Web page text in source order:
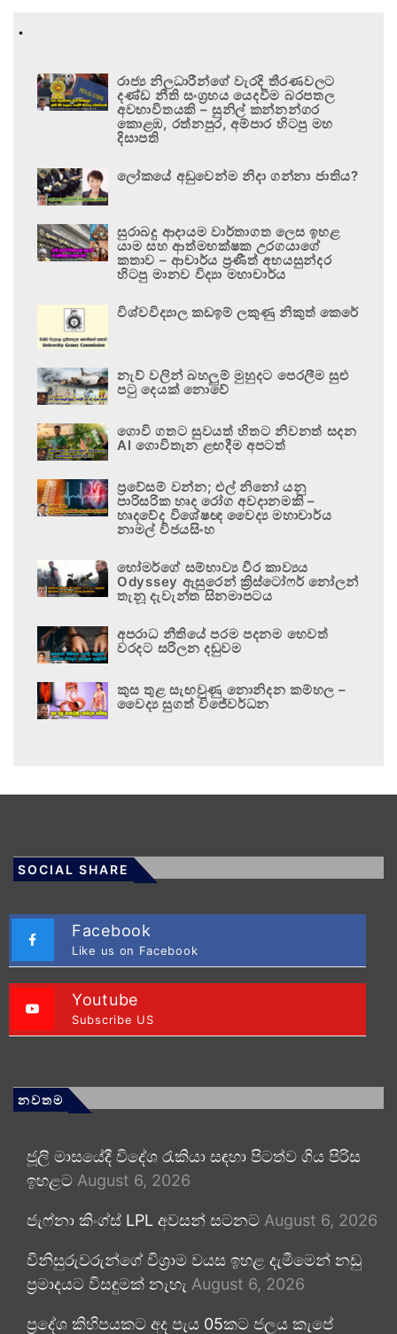
.
රාජ්‍ය නිලධාරීන්ගේ වැරදි තීරණවලට
දණ්ඩ නීති සංග්‍රහය යෙදවීම බරපතල
අවභාවිතයකි – සුනිල් කන්නන්ගර
කොළඹ, රත්නපුර, අම්පාර හිටපු මහ
දිසාපති
ලෝකයේ අඩුවෙන්ම නිදා ගන්නා ජාතිය?
සුරාබදු ආදායම වාර්තාගත ලෙස ඉහළ
යාම සහ ආත්මභක්ෂක උරගයාගේ
කතාව – ආචාර්ය ප්‍රණීත් අභයසුන්දර
හිටපු මානව විද්‍යා මහාචාර්ය
විශ්වවිද්‍යාල කඩඉම් ලකුණු නිකුත් කෙරේ
නැව් වලින් බහලුම් මුහුදට පෙරලීම සුළු
පටු දෙයක් නොවේ
ගොවි ගතට සුවයත් හිතට නිවනත් සදන
AI ගොවිතැන ළඟදීම අපටත්
ප්‍රවේසම් වන්න; එල් නිනෝ යනු
පාරිසරික හෘද රෝග අවදානමකි –
හෘදවේද විශේෂඥ වෛද්‍ය මහාචාර්ය
නාමල් විජයසිංහ
හෝමර්ගේ සම්භාව්‍ය වීර කාව්‍යය
Odyssey ඇසුරෙන් ක්‍රිස්ටෝෆර් නෝලන්
තැනූ දැවැන්ත සිනමාපටය
අපරාධ නීතියේ පරම පදනම හෙවත්
වරදට සරිලන දඬුවම
කුස තුළ සැඟවුණු නොනිදන කම්හල –
වෛද්‍ය සුගත් විජේවර්ධන
SOCIAL SHARE
Facebook
Like us on Facebook
Youtube
Subscribe US
නවතම
ජූලි මාසයේදී විදේශ රැකියා සඳහා පිටත්ව ගිය පිරිස
ඉහළට August 6, 2026
ජැෆ්නා කිංග්ස් LPL අවසන් සටනට August 6, 2026
විනිසුරුවරුන්ගේ විශ්‍රාම වයස ඉහළ දැමීමෙන් නඩු
ප්‍රමාදයට විසඳුමක් නැහැ August 6, 2026
ප්‍රදේශ කිහිපයකට අද පැය 05කට ජලය කැපේ